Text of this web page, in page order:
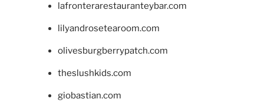
lafronterarestauranteybar.com
lilyandrosetearoom.com
olivesburgberrypatch.com
theslushkids.com
giobastian.com